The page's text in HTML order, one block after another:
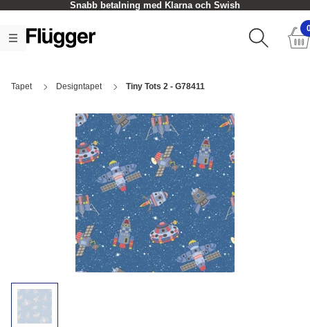
Snabb betalning med Klarna och Swish
Tapet Designtapet Tiny Tots 2 - G78411